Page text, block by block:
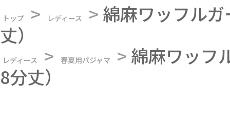
トップ > レディース > 綿麻ワッフル
丈）
レディース > 春夏用パジャマ > 綿麻ワッフ
8分丈）